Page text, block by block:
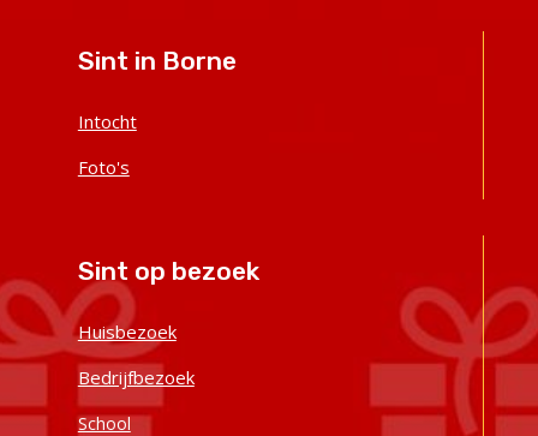
Sint in Borne
Intocht
Foto's
Sint op bezoek
Huisbezoek
Bedrijfbezoek
School